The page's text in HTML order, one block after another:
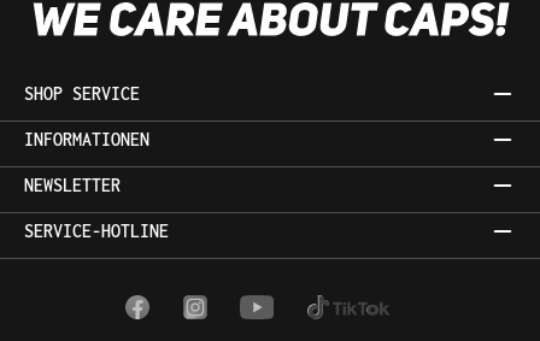
SHOP SERVICE
INFORMATIONEN
NEWSLETTER
SERVICE-HOTLINE